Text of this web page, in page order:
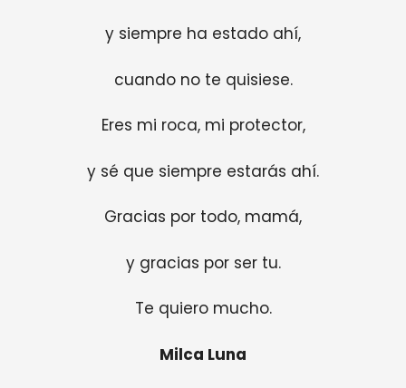
y siempre ha estado ahí,
cuando no te quisiese.
Eres mi roca, mi protector,
y sé que siempre estarás ahí.
Gracias por todo, mamá,
y gracias por ser tu.
Te quiero mucho.
Milca Luna